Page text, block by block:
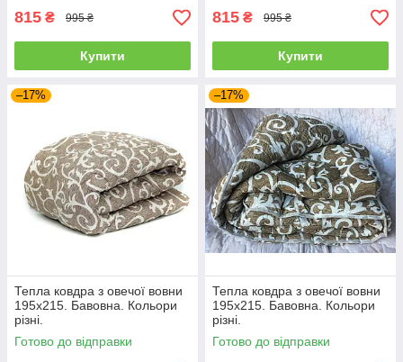
815 ₴ 995 ₴
Купити
815 ₴ 995 ₴
Купити
–17%
Тепла ковдра з овечої вовни
195х215. Бавовна. Кольори
різні.
Готово до відправки
–17%
Тепла ковдра з овечої вовни
195х215. Бавовна. Кольори
різні.
Готово до відправки